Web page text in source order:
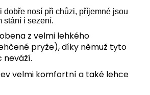
dobře nosí při chůzi, příjemné jsou
stání i sezení.
z velmi lehkého
pryže), díky němuž tyto
velmi komfortní a také lehce